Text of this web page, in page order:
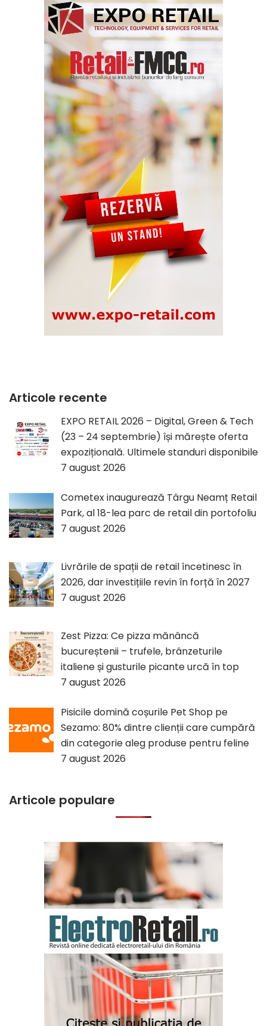
Articole recente
EXPO RETAIL 2026 – Digital, Green & Tech
(23 – 24 septembrie) își mărește oferta
expozițională. Ultimele standuri disponibile
7 august 2026
Cometex inaugurează Târgu Neamț Retail
Park, al 18-lea parc de retail din portofoliu
7 august 2026
Livrările de spații de retail încetinesc în
2026, dar investițiile revin în forță în 2027
7 august 2026
Zest Pizza: Ce pizza mănâncă
bucureștenii – trufele, brânzeturile
italiene și gusturile picante urcă în top
7 august 2026
Pisicile domină coșurile Pet Shop pe
Sezamo: 80% dintre clienții care cumpără
din categorie aleg produse pentru feline
7 august 2026
Articole populare